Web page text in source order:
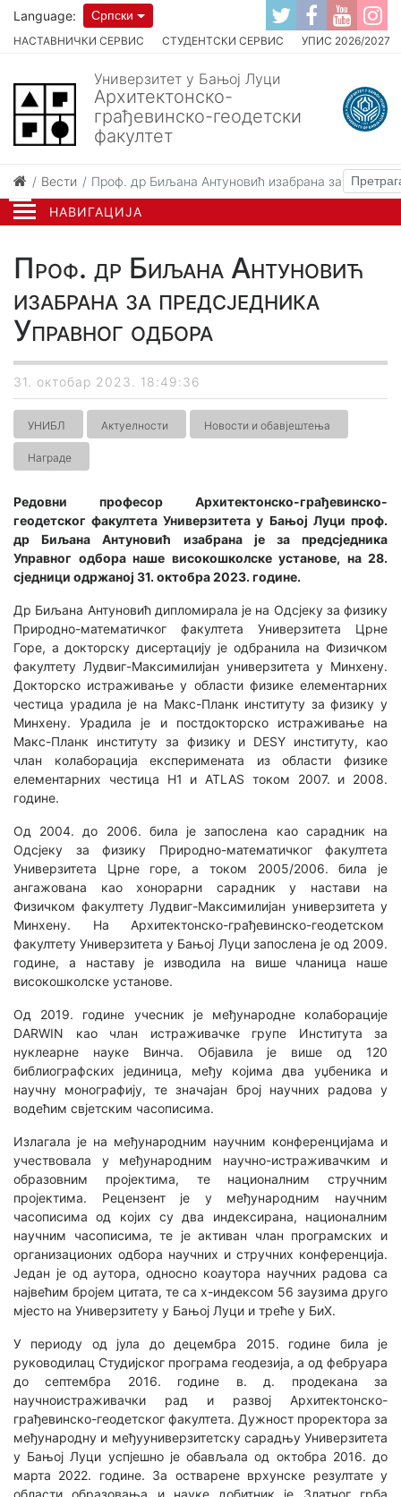
НАВИГАЦИЈА
НАСТАВНИЧКИ СЕРВИС СТУДЕНТСКИ СЕРВИС УПИС 2026/2027
Language: Српски
Универзитет у Бањој Луци
Архитектонско-
грађевинско-геодетски
факултет
Вести Проф. др Биљана Антуновић изабрана за
Проф. др Биљана Антуновић
изабрана за предсједника
Управног одбора
31. октобар 2023. 18:49:36
УНИБЛ Актуелности Новости и обавјештења
Награде
Редовни професор Архитектонско-грађевинско-
геодетског факултета Универзитета у Бањој Луци проф.
др Биљана Антуновић изабрана је за предсједника
Управног одбора наше високошколске установе, на 28.
сједници одржаној 31. октобра 2023. године.
Др Биљана Антуновић дипломирала је на Одсјеку за физику
Природно-математичког факултета Универзитета Црне
Горе, а докторску дисертацију је одбранила на Физичком
факултету Лудвиг-Максимилијан универзитета у Минхену.
Докторско истраживање у области физике елементарних
честица урадила је на Макс-Планк институту за физику у
Минхену. Урадила је и постдокторско истраживање на
Макс-Планк институту за физику и DESY институту, као
члан колаборација експеримената из области физике
елементарних честица H1 и ATLAS током 2007. и 2008.
године.
Од 2004. до 2006. била је запослена као сарадник на
Одсјеку за физику Природно-математичког факултета
Универзитета Црне горе, а током 2005/2006. била је
ангажована као хонорарни сарадник у настави на
Физичком факултету Лудвиг-Максимилијан универзитета у
Минхену. На Архитектонско-грађевинско-геодетском
факултету Универзитета у Бањој Луци запослена је од 2009.
године, а наставу је изводила на више чланица наше
високошколске установе.
Од 2019. године учесник је међународне колаборације
DARWIN као члан истраживачке групе Института за
нуклеарне науке Винча. Објавила је више од 120
библиографских јединица, међу којима два уџбеника и
научну монографију, те значајан број научних радова у
водећим свјетским часописима.
Излагала је на међународним научним конференцијама и
учествовала у међународним научно-истраживачким и
образовним пројектима, те националним стручним
пројектима. Рецензент је у међународним научним
часописима од којих су два индексирана, националним
научним часописима, те је активан члан програмских и
организационих одбора научних и стручних конференција.
Један је од аутора, односно коаутора научних радова са
највећим бројем цитата, те са х-индексом 56 заузима друго
мјесто на Универзитету у Бањој Луци и треће у БиХ.
У периоду од јула до децембра 2015. године била је
руководилац Студијског програма геодезија, а од фебруара
до септембра 2016. године в. д. продекана за
научноистраживачки рад и развој Архитектонско-
грађевинско-геодетског факултета. Дужност проректора за
међународну и међууниверзитетску сарадњу Универзитета
у Бањој Луци успјешно је обављала од октобра 2016. до
марта 2022. године. За остварене врхунске резултате у
области образовања и науке добитник је Златног грба